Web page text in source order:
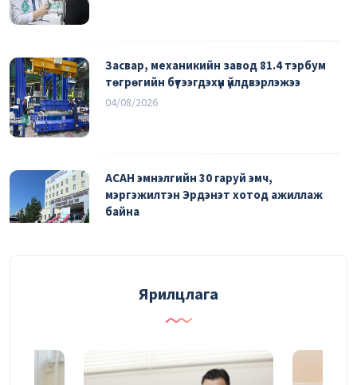
Засвар, механикийн завод 81.4 тэрбум
төгрөгийн бүтээгдэхүүн үйлдвэрлэжээ
04/08/2026
АСАН эмнэлгийн 30 гаруй эмч,
мэргэжилтэн Эрдэнэт хотод ажиллаж
байна
УДИРДАХ АЖИЛТНЫ ШУУРХАЙ
ЗӨВЛӨГӨӨНИЙ ТОЙМ
Ярилцлага